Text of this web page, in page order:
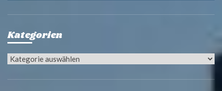
Kategorien
Kategorien